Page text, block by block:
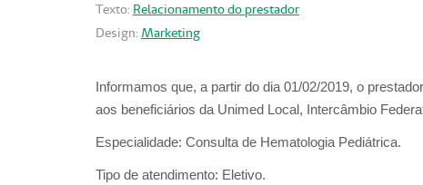
Texto: Relacionamento do prestador
Design: Marketing
Informamos que, a partir do dia 01/02/2019, o prestador
aos beneficiários da Unimed Local, Intercâmbio
Especialidade: Consulta de Hematologia Pediátrica.
Tipo de atendimento: Eletivo.